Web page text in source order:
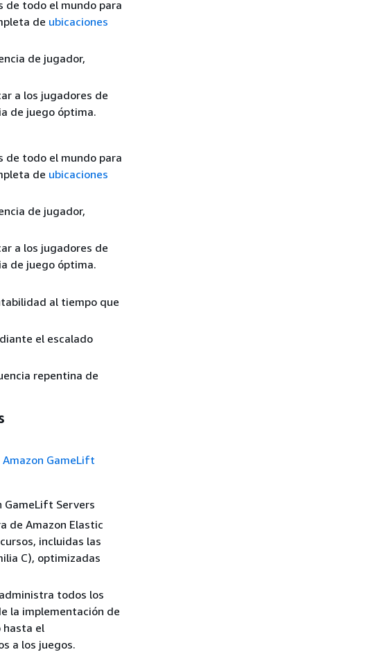
de todo el mundo para
de ubicaciones
de jugador,
a los jugadores de
de juego óptima.
de todo el mundo para
de ubicaciones
de jugador,
a los jugadores de
de juego óptima.
al tiempo que
el escalado
repentina de
GameLift
GameLift Servers
de Amazon Elastic
incluidas las
C), optimizadas
todos los
la implementación de
hasta el
a los juegos.